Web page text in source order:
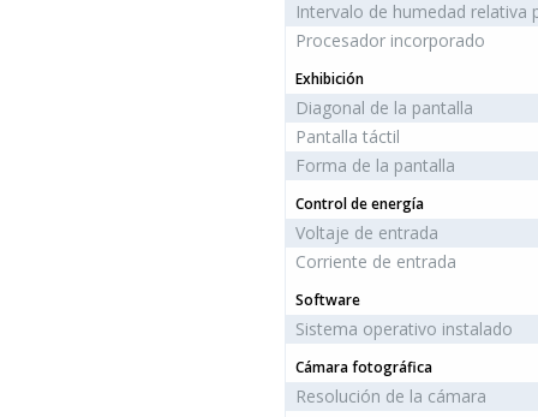
Intervalo de humedad relativa
Procesador incorporado
Exhibición
Diagonal de la pantalla
Pantalla táctil
Forma de la pantalla
Control de energía
Voltaje de entrada
Corriente de entrada
Software
Sistema operativo instalado
Cámara fotográfica
Resolución de la cámara